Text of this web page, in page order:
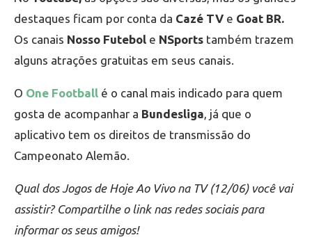
destaques ficam por conta da Cazé TV e Goat BR.
Os canais Nosso Futebol e NSports também trazem
alguns atrações gratuitas em seus canais.
O One Football é o canal mais indicado para quem
gosta de acompanhar a Bundesliga , já que o
aplicativo tem os direitos de transmissão do
Campeonato Alemão.
Qual dos Jogos de Hoje Ao Vivo na TV (12/06) você vai
assistir? Compartilhe o link nas redes sociais para
informar os seus amigos!